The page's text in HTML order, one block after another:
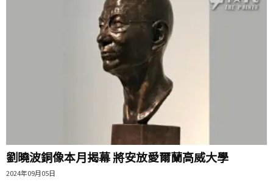
劉曉波銅像本月揭幕 將安放愛爾蘭高威大學
2024年09月05日